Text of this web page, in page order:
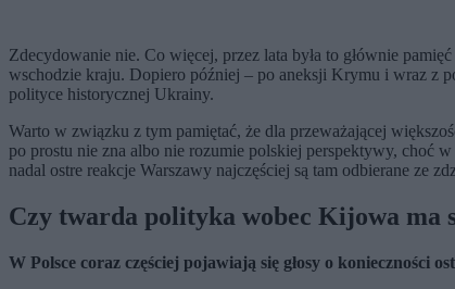
Zdecydowanie nie. Co więcej, przez lata była to głównie
wschodzie kraju. Dopiero później – po aneksji Krymu i wraz z
polityce historycznej Ukrainy.
Warto w związku z tym pamiętać, że dla przeważającej
po prostu nie zna albo nie rozumie polskiej perspektywy, choć
nadal ostre reakcje Warszawy najczęściej są tam odbierane ze
Czy twarda polityka wobec Kijowa ma
W Polsce coraz częściej pojawiają się głosy o konieczności